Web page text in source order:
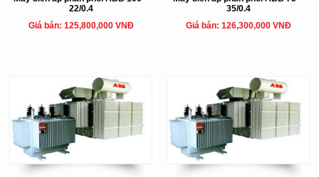
22/0.4
Giá bán: 125,800,000 VNĐ
35/0.4
Giá bán: 126,300,000 VNĐ